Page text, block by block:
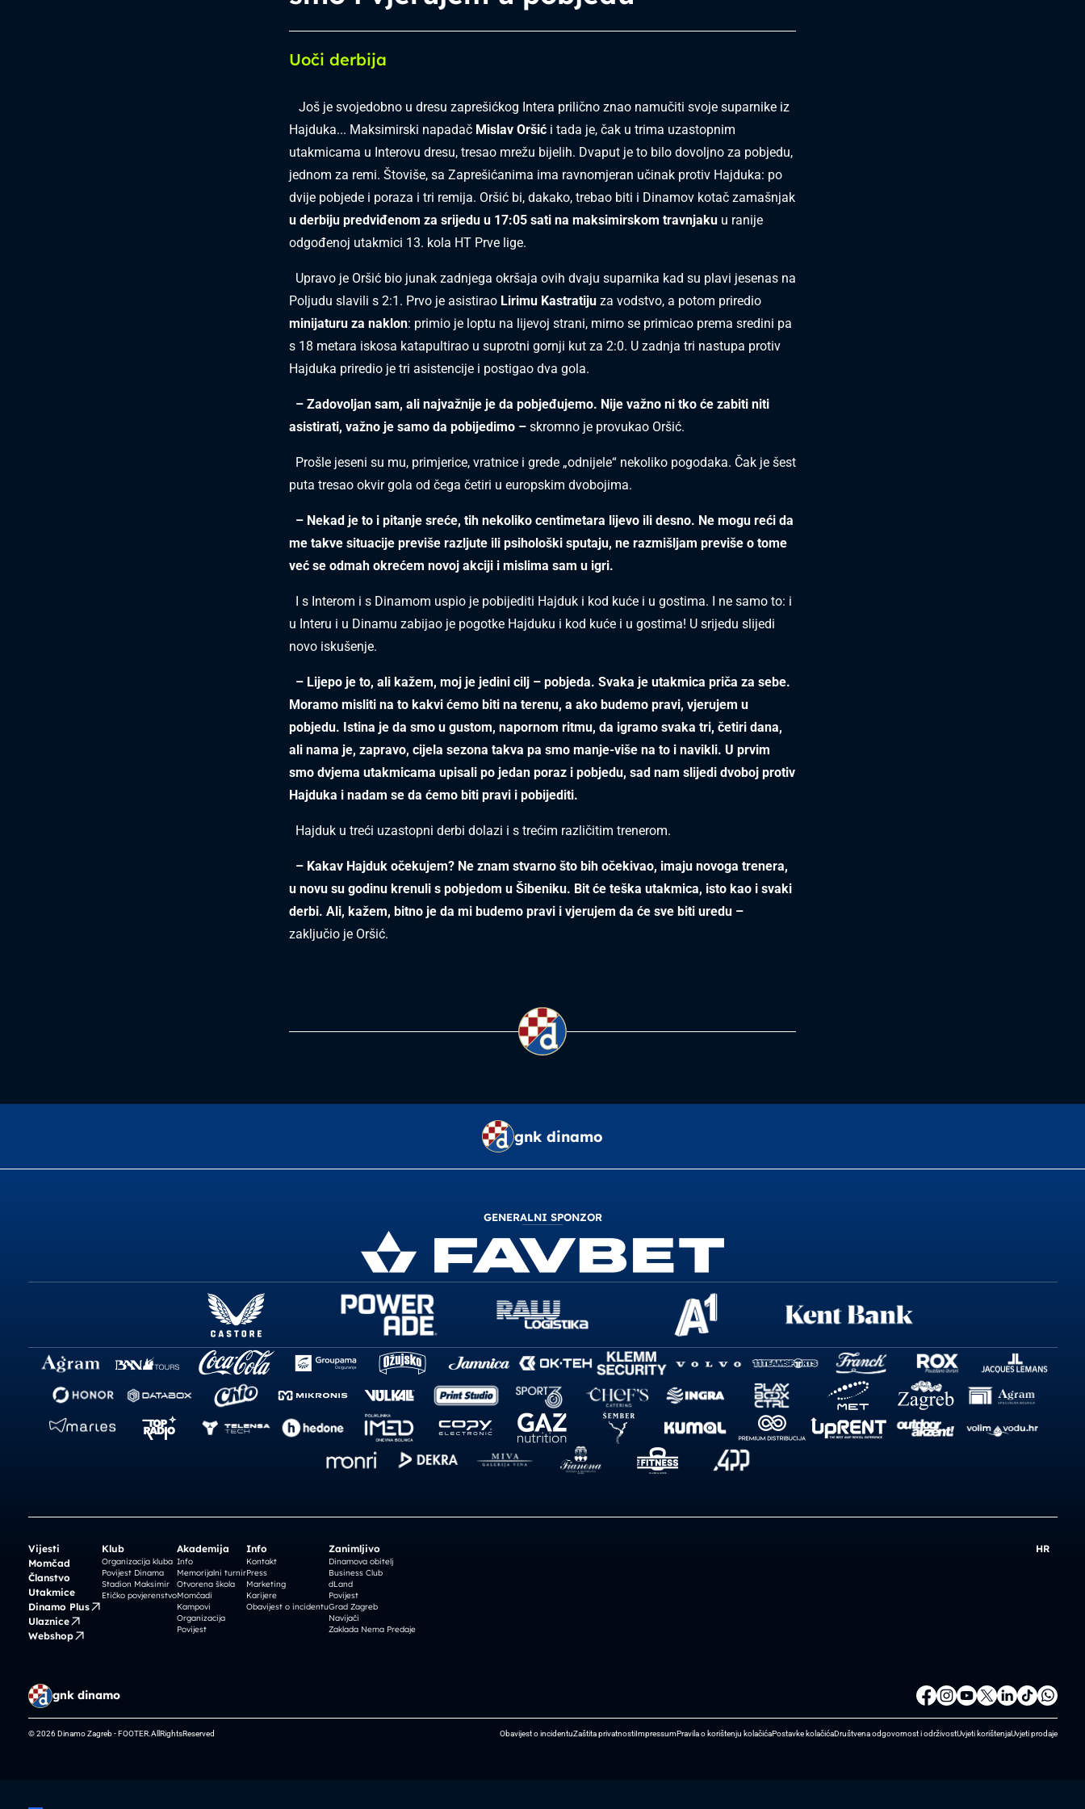
Uoči derbija
Još je svojedobno u dresu zaprešićkog Intera prilično znao namučiti svoje suparnike iz
Hajduka... Maksimirski napadač Mislav Oršić i tada je, čak u trima uzastopnim
utakmicama u Interovu dresu, tresao mrežu bijelih. Dvaput je to bilo dovoljno za pobjedu,
jednom za remi. Štoviše, sa Zaprešićanima ima ravnomjeran učinak protiv Hajduka: po
dvije pobjede i poraza i tri remija. Oršić bi, dakako, trebao biti i Dinamov kotač zamašnjak
u derbiju predviđenom za srijedu u 17:05 sati na maksimirskom travnjaku u ranije
odgođenoj utakmici 13. kola HT Prve lige.
Upravo je Oršić bio junak zadnjega okršaja ovih dvaju suparnika kad su plavi jesenas na
Poljudu slavili s 2:1. Prvo je asistirao Lirimu Kastratiju za vodstvo, a potom priredio
minijaturu za naklon: primio je loptu na lijevoj strani, mirno se primicao prema sredini pa
s 18 metara iskosa katapultirao u suprotni gornji kut za 2:0. U zadnja tri nastupa protiv
Hajduka priredio je tri asistencije i postigao dva gola.
– Zadovoljan sam, ali najvažnije je da pobjeđujemo. Nije važno ni tko će zabiti niti
asistirati, važno je samo da pobijedimo – skromno je provukao Oršić.
Prošle jeseni su mu, primjerice, vratnice i grede „odnijele“ nekoliko pogodaka. Čak je šest
puta tresao okvir gola od čega četiri u europskim dvobojima.
– Nekad je to i pitanje sreće, tih nekoliko centimetara lijevo ili desno. Ne mogu reći da
me takve situacije previše razljute ili psihološki sputaju, ne razmišljam previše o tome
već se odmah okrećem novoj akciji i mislima sam u igri.
I s Interom i s Dinamom uspio je pobijediti Hajduk i kod kuće i u gostima. I ne samo to: i
u Interu i u Dinamu zabijao je pogotke Hajduku i kod kuće i u gostima! U srijedu slijedi
novo iskušenje.
– Lijepo je to, ali kažem, moj je jedini cilj – pobjeda. Svaka je utakmica priča za sebe.
Moramo misliti na to kakvi ćemo biti na terenu, a ako budemo pravi, vjerujem u
pobjedu. Istina je da smo u gustom, napornom ritmu, da igramo svaka tri, četiri dana,
ali nama je, zapravo, cijela sezona takva pa smo manje-više na to i navikli. U prvim
smo dvjema utakmicama upisali po jedan poraz i pobjedu, sad nam slijedi dvoboj protiv
Hajduka i nadam se da ćemo biti pravi i pobijediti.
Hajduk u treći uzastopni derbi dolazi i s trećim različitim trenerom.
– Kakav Hajduk očekujem? Ne znam stvarno što bih očekivao, imaju novoga trenera,
u novu su godinu krenuli s pobjedom u Šibeniku. Bit će teška utakmica, isto kao i svaki
derbi. Ali, kažem, bitno je da mi budemo pravi i vjerujem da će sve biti uredu –
zaključio je Oršić.
gnk dinamo
GENERALNI SPONZOR
Vijesti
Momčad
Članstvo
Utakmice
Dinamo Plus
Ulaznice
Webshop
Klub
Organizacija kluba
Povijest Dinama
Stadion Maksimir
Etičko povjerenstvo
Akademija
Info
Memorijalni turnir
Otvorena škola
Momčadi
Kampovi
Organizacija
Povijest
Info
Kontakt
Press
Marketing
Karijere
Obavijest o incidentu
Zanimljivo
Dinamova obitelj
Business Club
dLand
Povijest
Grad Zagreb
Navijači
Zaklada Nema Predaje
HR
gnk dinamo
© 2026 Dinamo Zagreb - FOOTER.AllRightsReserved Obavijest o incidentuZaštita privatnostiImpressumPravila o korištenju kolačićaPostavke kolačićaDruštvena odgovornost i održivostUvjeti korištenjaUvjeti prodaje